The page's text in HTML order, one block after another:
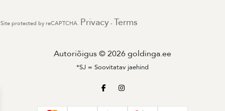
Site protected by reCAPTCHA. Privacy - Terms
Autoriõigus © 2026 goldinga.ee
*SJ = Soovitatav jaehind